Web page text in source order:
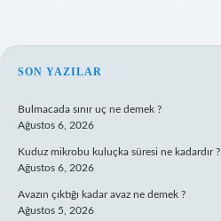
SIDEBAR
SON YAZILAR
Bulmacada sınır uç ne demek ?
Ağustos 6, 2026
Kuduz mikrobu kuluçka süresi ne kadardır ?
Ağustos 6, 2026
Avazın çıktığı kadar avaz ne demek ?
Ağustos 5, 2026